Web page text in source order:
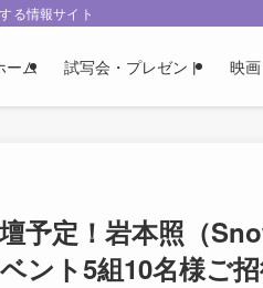
る情報サイト
ーム 試写会・プレゼント 映
予定！岩本照（
ント5組10名様ご